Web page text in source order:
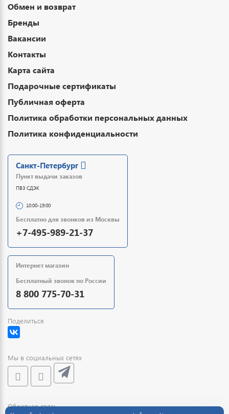
Обмен и возврат
Бренды
Вакансии
Контакты
Карта сайта
Подарочные сертификаты
Публичная оферта
Политика обработки персональных данных
Политика конфиденциальности
Санкт-Петербург
Пункт выдачи заказов
ПВЗ СДЭК
10:00-19:00
Бесплатно для звонков из Москвы
+7-495-989-21-37
Интернет магазин
Бесплатный звонок по России
8 800 775-70-31
Поделиться
Мы в социальных сетях
Обратная связь